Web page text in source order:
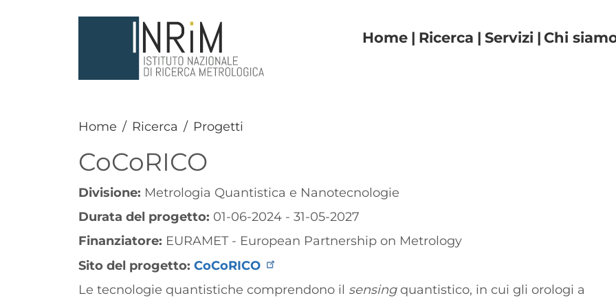
Navigazione principale
Home Ricerca Servizi Chi
Home Ricerca Progetti
CoCoRICO
Divisione: Metrologia Quantistica e Nanotecnologie
Durata del progetto: 01-06-2024 - 31-05-2027
Finanziatore: EURAMET - European Partnership on Metrology
Sito del progetto: CoCoRICO
Paragrafo
Le tecnologie quantistiche comprendono il sensingquantistico, in cui gli orologi a